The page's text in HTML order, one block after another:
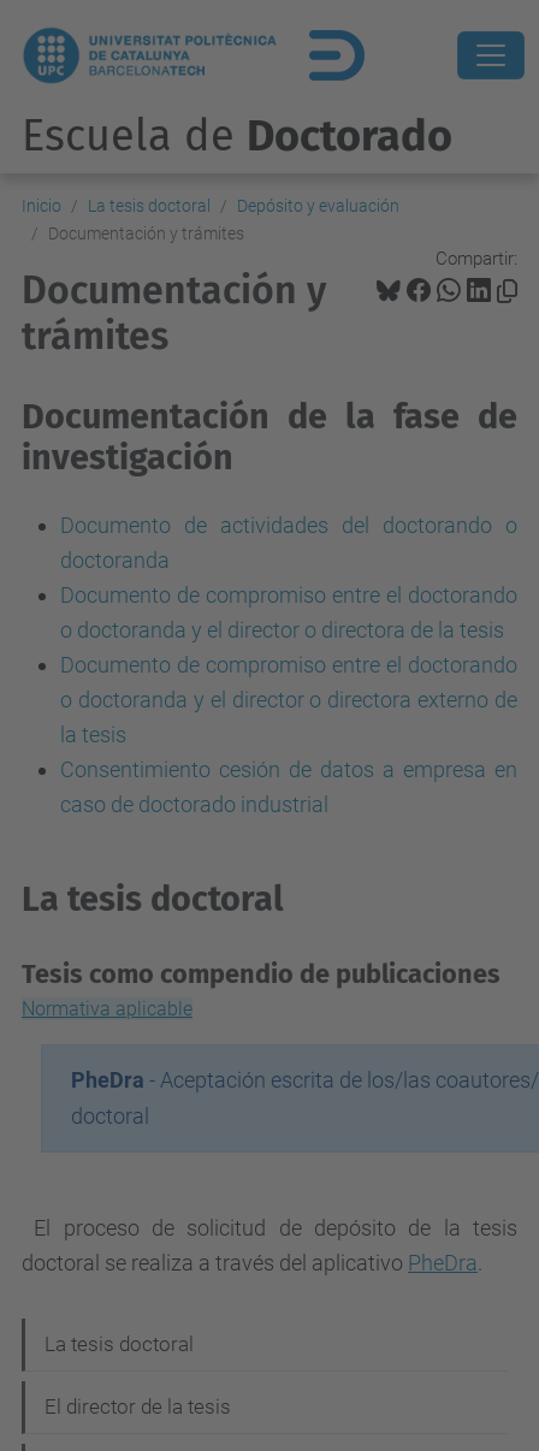
Escuela de Doctorado
Inicio La tesis doctoral
Depósito y evaluación
Documentación y trámites
Compartir:
Documentación y
trámites
Documentación de la fase de
investigación
Documento de actividades del doctorando o
doctoranda
Documento de compromiso entre el doctorando
o doctoranda y el director o directora de la tesis
Documento de compromiso entre el doctorando
o doctoranda y el director o directora externo de
la tesis
Consentimiento cesión de datos a empresa en
caso de doctorado industrial
La tesis doctoral
Tesis como compendio de publicaciones
Normativa aplicable
PheDra - Aceptación escrita de los/las
doctoral
El proceso de solicitud de depósito de la tesis
doctoral se realiza a través del aplicativo PheDra
a
v
La tesis doctoral
El director de la tesis